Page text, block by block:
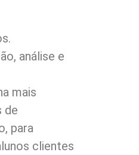
análise e
mais
de
para
clientes